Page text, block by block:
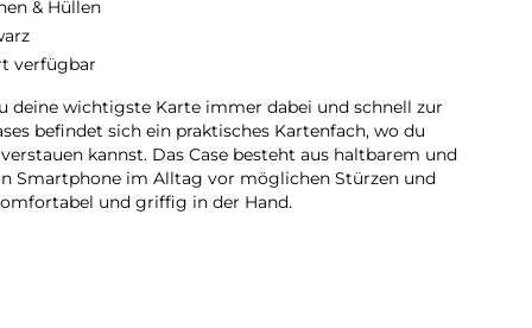
& Hüllen
verfügbar
deine wichtigste Karte immer dabei und schnell zur
befindet sich ein praktisches Kartenfach, wo du
kannst. Das Case besteht aus haltbarem und
Smartphone im Alltag vor möglichen Stürzen und
und griffig in der Hand.